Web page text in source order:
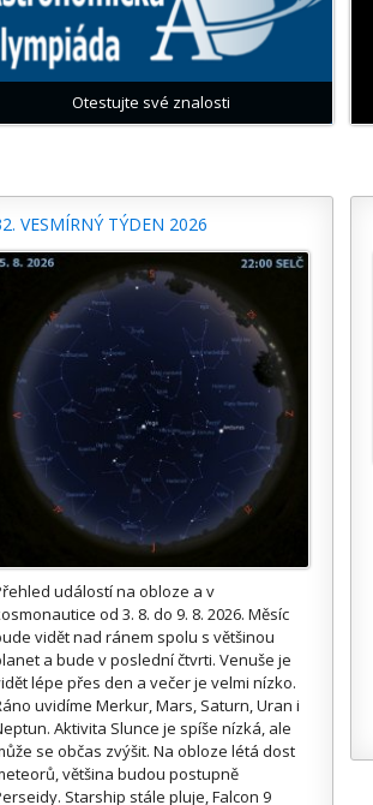
Otestujte své znalosti
VESMÍRNÝ TÝDEN 2026
událostí na obloze a v
od 3. 8. do 9. 8. 2026. Měsíc
vidět nad ránem spolu s většinou
a bude v poslední čtvrti. Venuše je
lépe přes den a večer je velmi nízko.
uvidíme Merkur, Mars, Saturn, Uran i
Aktivita Slunce je spíše nízká, ale
se občas zvýšit. Na obloze létá dost
většina budou postupně
Starship stále pluje, Falcon 9